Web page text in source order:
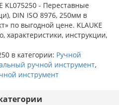
KL075250 - Переставные
DIN ISO 8976, 250мм в
по выгодной цене. KLAUKE
характеристики, инструкции,
в категории: Ручной
ручной инструмент,
инструмент